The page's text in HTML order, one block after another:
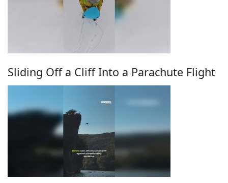
Sliding Off a Cliff Into a Parachute Flight